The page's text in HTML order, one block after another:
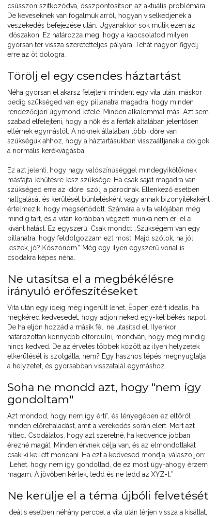
csússzon szitkozódva, összpontosítson az aktuális problémára.
De keveseknek van fogalmuk arról, hogyan viselkedjenek a
veszekedés befejezése után. Ugyanakkor sok múlik ezen az
időszakon. Ez határozza meg, hogy a kapcsolatod milyen
gyorsan tér vissza szeretetteljes pályára. Tehát nagyon figyelj
erre az öt dologra.
Törölj el egy csendes háztartást
Néha gyorsan el akarsz felejteni mindent egy vita után, máskor
pedig szükséged van egy pillanatra magadra, hogy minden
rendeződjön úgymond lefelé. Minden alkalommal más. Azt sem
szabad elfelejteni, hogy a nők és a férfiak általában jelentősen
eltérnek egymástól. A nőknek általában több időre van
szükségük ahhoz, hogy a háztartásukban visszaálljanak a dolgok
a normális kerékvágásba.
Ez azt jelenti, hogy nagy valószínűséggel mindegyikőtöknek
másfajta lehűtésre lesz szüksége. Ha csak saját magadra van
szükséged erre az időre, szólj a párodnak. Ellenkező esetben
hallgatását és kerülését büntetésként vagy annak bizonyítékaként
értelmezik, hogy megsértődött. Számára a vita valójában még
mindig tart, és a vitán korábban végzett munka nem éri el a
kívánt hatást. Ez egyszerű. Csak mondd: „Szükségem van egy
pillanatra, hogy feldolgozzam ezt most. Majd szólok, ha jól
leszek, jó? Köszönöm.” Még egy ilyen egyszerű vonal is
csodákra képes néha.
Ne utasítsa el a megbékélésre
irányuló erőfeszítéseket
Vita után egy ideig még ingerült lehet. Éppen ezért ideális, ha
megkéred kedvesedet, hogy adjon neked egy-két békés napot.
De ha eljön hozzád a másik fél, ne utasítsd el. Ilyenkor
határozottan könnyebb elfordulni, mondván, hogy még mindig
nincs kedved. De az érvelés többek között az ilyen helyzetek
elkerülését is szolgálta, nem? Egy hasznos lépés megnyugtatja
a helyzetet, és gyorsabban visszatalál egymáshoz.
Soha ne mondd azt, hogy "nem így
gondoltam"
Azt mondod, hogy nem így érti”, és lényegében ez eltöröl
minden előrehaladást, amit a verekedés során elért. Mert azt
hitted. Csodálatos, hogy azt szeretné, ha kedvence jobban
érezné magát. Minden érvnek célja van, és az elmondottakat
csak ki kellett mondani. Ha ezt a kedvesed mondja, válaszoljon:
„Lehet, hogy nem így gondoltad, de ez most úgy-ahogy érzem
magam. A jövőben kérlek, tedd és ne tedd az XYZ-t.”
Ne kerülje el a téma újbóli felvetését
Ideális esetben néhány perccel a vita után térjen vissza a kisállat,